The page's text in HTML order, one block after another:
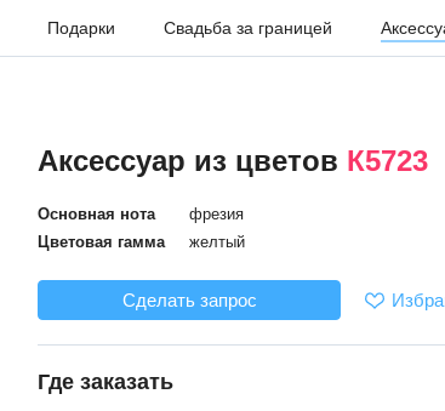
Подарки Свадьба за границей
Аксессуар из цветов К5723
Основная нота
фрезия
Цветовая гамма
желтый
Сделать запрос
Где заказать